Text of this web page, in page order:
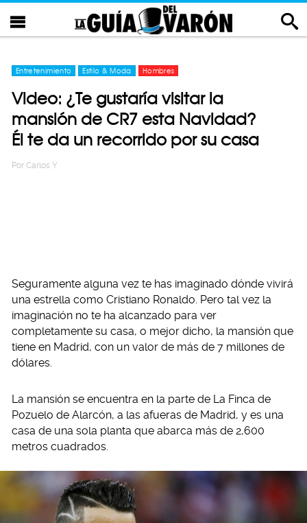
Entretenimiento Estilo & Moda Hombres
Video: ¿Te gustaría visitar la
mansión de CR7 esta Navidad?
Él te da un recorrido por su casa
Por Carlos Y
Seguramente alguna vez te has imaginado dónde vivirá
una estrella como Cristiano Ronaldo. Pero tal vez la
imaginación no te ha alcanzado para ver
completamente su casa, o mejor dicho, la mansión que
tiene en Madrid, con un valor de más de 7 millones de
dólares.
La mansión se encuentra en la parte de La Finca de
Pozuelo de Alarcón, a las afueras de Madrid, y es una
casa de una sola planta que abarca más de 2,600
metros cuadrados.